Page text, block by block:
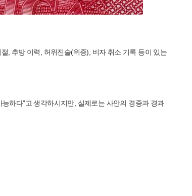
, 추방 이력, 허위진술(위증), 비자 취소 기록 등이 있는
하다”고 생각하시지만, 실제로는 사안의 경중과 경과